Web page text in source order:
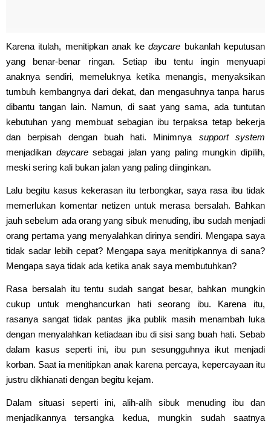
Karena itulah, menitipkan anak kedaycare bukanlah keputusan
yang benar-benar ringan. Setiap ibu tentu ingin menyuapi
anaknya sendiri, memeluknya ketika menangis, menyaksikan
tumbuh kembangnya dari dekat, dan mengasuhnya tanpa harus
dibantu tangan lain. Namun, di saat yang sama, ada tuntutan
kebutuhan yang membuat sebagian ibu terpaksa tetap bekerja
dan berpisah dengan buah hati. Minimnya support system
menjadikan daycaresebagai jalan yang paling mungkin dipilih,
meski sering kali bukan jalan yang paling diinginkan.
Lalu begitu kasus kekerasan itu terbongkar, saya rasa ibu tidak
memerlukan komentar netizen untuk merasa bersalah. Bahkan
jauh sebelum ada orang yang sibuk menuding, ibu sudah menjadi
orang pertama yang menyalahkan dirinya sendiri. Mengapa saya
tidak sadar lebih cepat? Mengapa saya menitipkannya di sana?
Mengapa saya tidak ada ketika anak saya membutuhkan?
Rasa bersalah itu tentu sudah sangat besar, bahkan mungkin
cukup untuk menghancurkan hati seorang ibu. Karena itu,
rasanya sangat tidak pantas jika publik masih menambah luka
dengan menyalahkan ketiadaan ibu di sisi sang buah hati. Sebab
dalam kasus seperti ini, ibu pun sesungguhnya ikut menjadi
korban. Saat ia menitipkan anak karena percaya, kepercayaan itu
justru dikhianati dengan begitu kejam.
Dalam situasi seperti ini, alih-alih sibuk menuding ibu dan
menjadikannya tersangka kedua, mungkin sudah saatnya